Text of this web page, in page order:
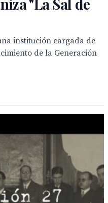
"La Sal de
institución cargada de
de la Generación